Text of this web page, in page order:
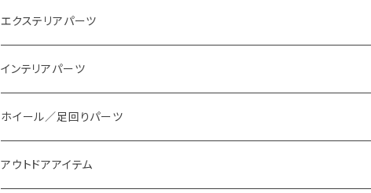
エクステリアパーツ
スタイリングパーツ
外装系LED
インテリアパーツ
装飾アイテム
インテリア系LED
ホイール／足回りパーツ
アウトドアアイテム